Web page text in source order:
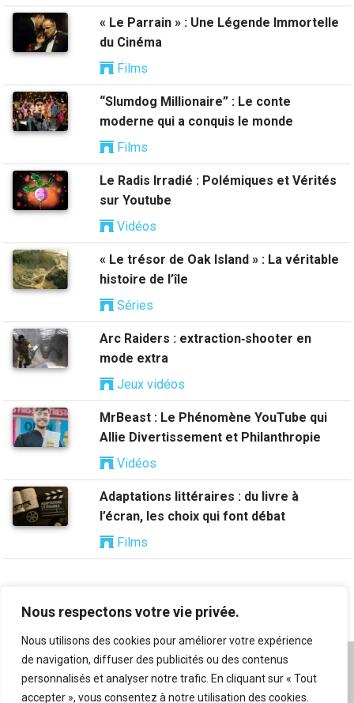
Nous respectons votre vie privée.
Nous utilisons des cookies pour améliorer votre expérience
de navigation, diffuser des publicités ou des contenus
personnalisés et analyser notre trafic. En cliquant sur « Tout
accepter », vous consentez à notre utilisation des cookies.
« Le Parrain » : Une Légende Immortelle
du Cinéma
Films
“Slumdog Millionaire” : Le conte
moderne qui a conquis le monde
Films
Le Radis Irradié : Polémiques et Vérités
sur Youtube
Vidéos
« Le trésor de Oak Island » : La véritable
histoire de l’île
Séries
Arc Raiders : extraction‑shooter en
mode extra
Jeux vidéos
MrBeast : Le Phénomène YouTube qui
Allie Divertissement et Philanthropie
Vidéos
Adaptations littéraires : du livre à
l’écran, les choix qui font débat
Films
A propos|Mentions légales|Conditions générales
d’utilisation|Flux RSS| Nos auteurs|Archives|